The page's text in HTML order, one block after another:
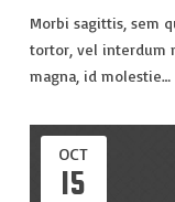
Morbi sagittis, sem
tortor, vel interdum
magna, id molestie…
OCT
15